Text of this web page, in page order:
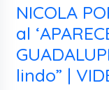
NICOLA
al
lindo” |